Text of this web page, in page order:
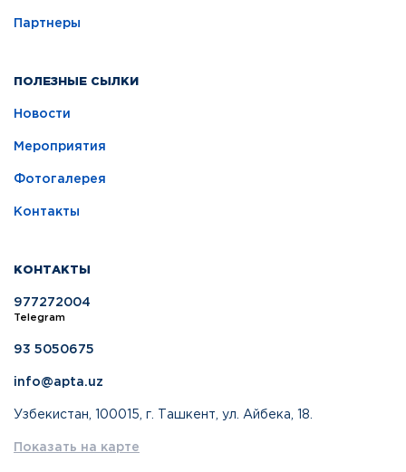
Партнеры
ПОЛЕЗНЫЕ СЫЛКИ
Новости
Мероприятия
Фотогалерея
Контакты
КОНТАКТЫ
977272004
Telegram
93 5050675
info@apta.uz
Узбекистан, 100015, г. Ташкент, ул. Айбека, 18.
Показать на карте